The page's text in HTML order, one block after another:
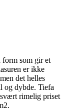
form som gir et
er ikke
det helles
og dybde. Tiefa
rimelig priset